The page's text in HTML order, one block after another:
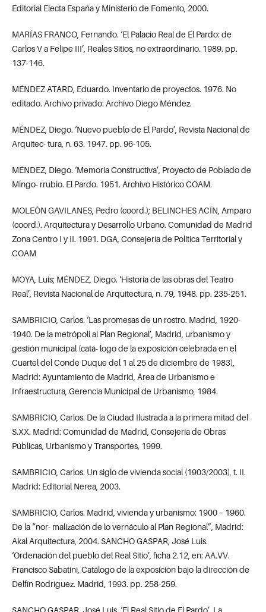
Editorial Electa España y Ministerio de Fomento, 2000.
MARÍAS FRANCO, Fernando. ‘El Palacio Real de El Pardo: de
Carlos V a Felipe III’, Reales Sitios, no extraordinario. 1989. pp.
137-146.
MÉNDEZ ATARD, Eduardo. Inventario de proyectos. 1976. No
editado. Archivo privado: Archivo Diego Méndez.
MÉNDEZ, Diego. ‘Nuevo pueblo de El Pardo’, Revista Nacional de
Arquitec- tura, n. 63. 1947. pp. 96-105.
MÉNDEZ, Diego. ‘Memoria Constructiva’, Proyecto de Poblado de
Mingo- rrubio. El Pardo. 1951. Archivo Histórico COAM.
MOLEÓN GAVILANES, Pedro (coord.); BELINCHES ACÍN, Amparo
(coord.). Arquitectura y Desarrollo Urbano. Comunidad de Madrid
Zona Centro I y II. 1991. DGA, Consejería de Política Territorial y
COAM
MOYA, Luis; MÉNDEZ, Diego. ‘Historia de las obras del Teatro
Real’, Revista Nacional de Arquitectura, n. 79, 1948. pp. 235-251.
SAMBRICIO, Carlos. ‘Las promesas de un rostro. Madrid, 1920-
1940. De la metrópoli al Plan Regional’, Madrid, urbanismo y
gestión municipal (catá- logo de la exposición celebrada en el
Cuartel del Conde Duque del 1 al 25 de diciembre de 1983),
Madrid: Ayuntamiento de Madrid, Área de Urbanismo e
Infraestructura, Gerencia Municipal de Urbanismo, 1984.
SAMBRICIO, Carlos. De la Ciudad Ilustrada a la primera mitad del
S.XX. Madrid: Comunidad de Madrid, Consejería de Obras
Públicas, Urbanismo y Transportes, 1999.
SAMBRICIO, Carlos. Un siglo de vivienda social (1903/2003), t. II.
Madrid: Editorial Nerea, 2003.
SAMBRICIO, Carlos. Madrid, vivienda y urbanismo: 1900 – 1960.
De la “nor- malización de lo vernáculo al Plan Regional”, Madrid:
Akal Arquitectura, 2004. SANCHO GASPAR, José Luis.
‘Ordenación del pueblo del Real Sitio’, ficha 2.12, en: AA.VV.
Francisco Sabatini, Catálogo de la exposición bajo la dirección de
Delfín Rodríguez. Madrid, 1993. pp. 258-259.